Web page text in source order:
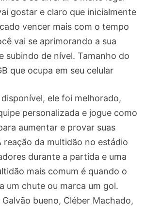
gostar e claro que inicialmente
vencer mais com o tempo
vai se aprimorando a sua
subindo de nível. Tamanho do
que ocupa em seu celular
ele foi melhorado,
personalizada e jogue como
aumentar e provar suas
reação da multidão no estádio
durante a partida e uma
mais comum é quando o
um chute ou marca um gol.
bueno, Cléber Machado,